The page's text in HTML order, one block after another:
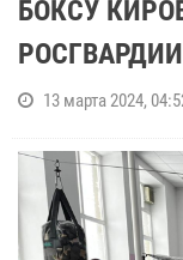
БОКСУ
РОСГВАРДИИ
13 марта 2024,